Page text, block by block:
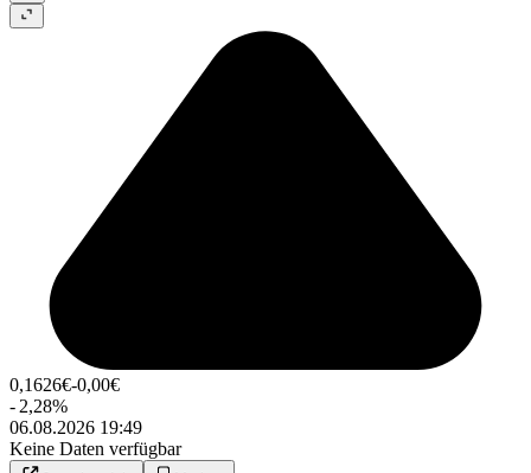
0,1626€-0,00€
- 2,28%
06.08.2026 19:49
Keine Daten verfügbar